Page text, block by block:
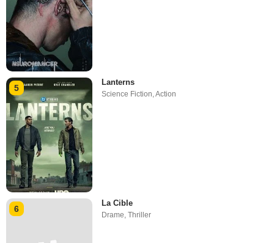
5
Lanterns
Science Fiction,Action
6
La Cible
Drame,Thriller